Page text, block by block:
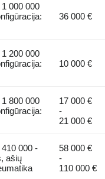
000 000
36 000 €
200 000
10 000 €
800 000
17 000 €
-
21 000 €
000 -
ašių
58 000 €
-
110 000 €